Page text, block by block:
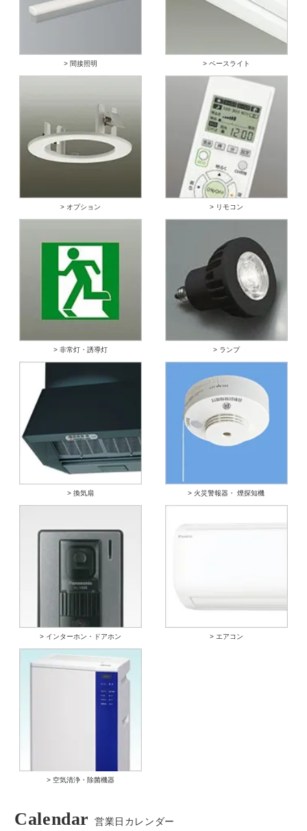
> 間接照明 > ベースライト
> オプション > リモコン
> 非常灯・誘導灯 > ランプ
> 換気扇 > 火災警報器・ 煙探知機
> インターホン・ドアホン > エアコン
> 空気清浄・除菌機器
Calendar 営業日カレンダー